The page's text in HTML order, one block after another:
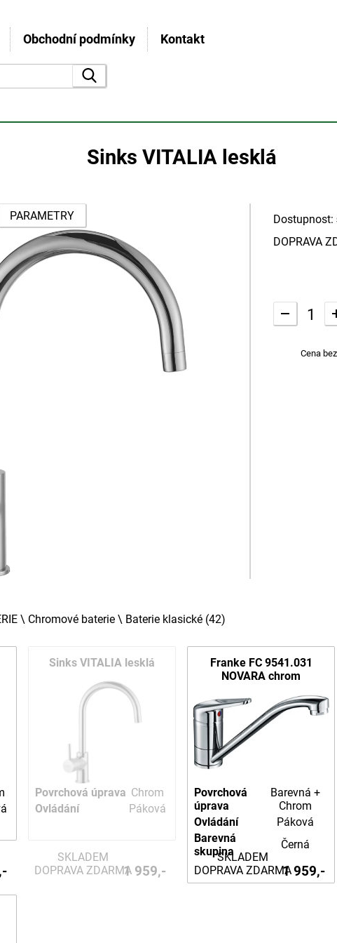
Obchodní podmínky Kontakt
vyhledat
Sinks VITALIA lesklá
PARAMETRY Dostupnost:
DOPRAVA
-
Cena
\ Chromové baterie \ Baterie klasické (42)
Sinks VITALIA lesklá
Povrchová úprava Chrom
Ovládání
Páková
1 959,-
SKLADEM
DOPRAVA ZDARMA
Franke FC 9541.031
NOVARA chrom
Povrchová
úprava
Barevná +
Chrom
Ovládání
Páková
Barevná
skupina
Černá
1 959,-
SKLADEM
DOPRAVA ZDARMA